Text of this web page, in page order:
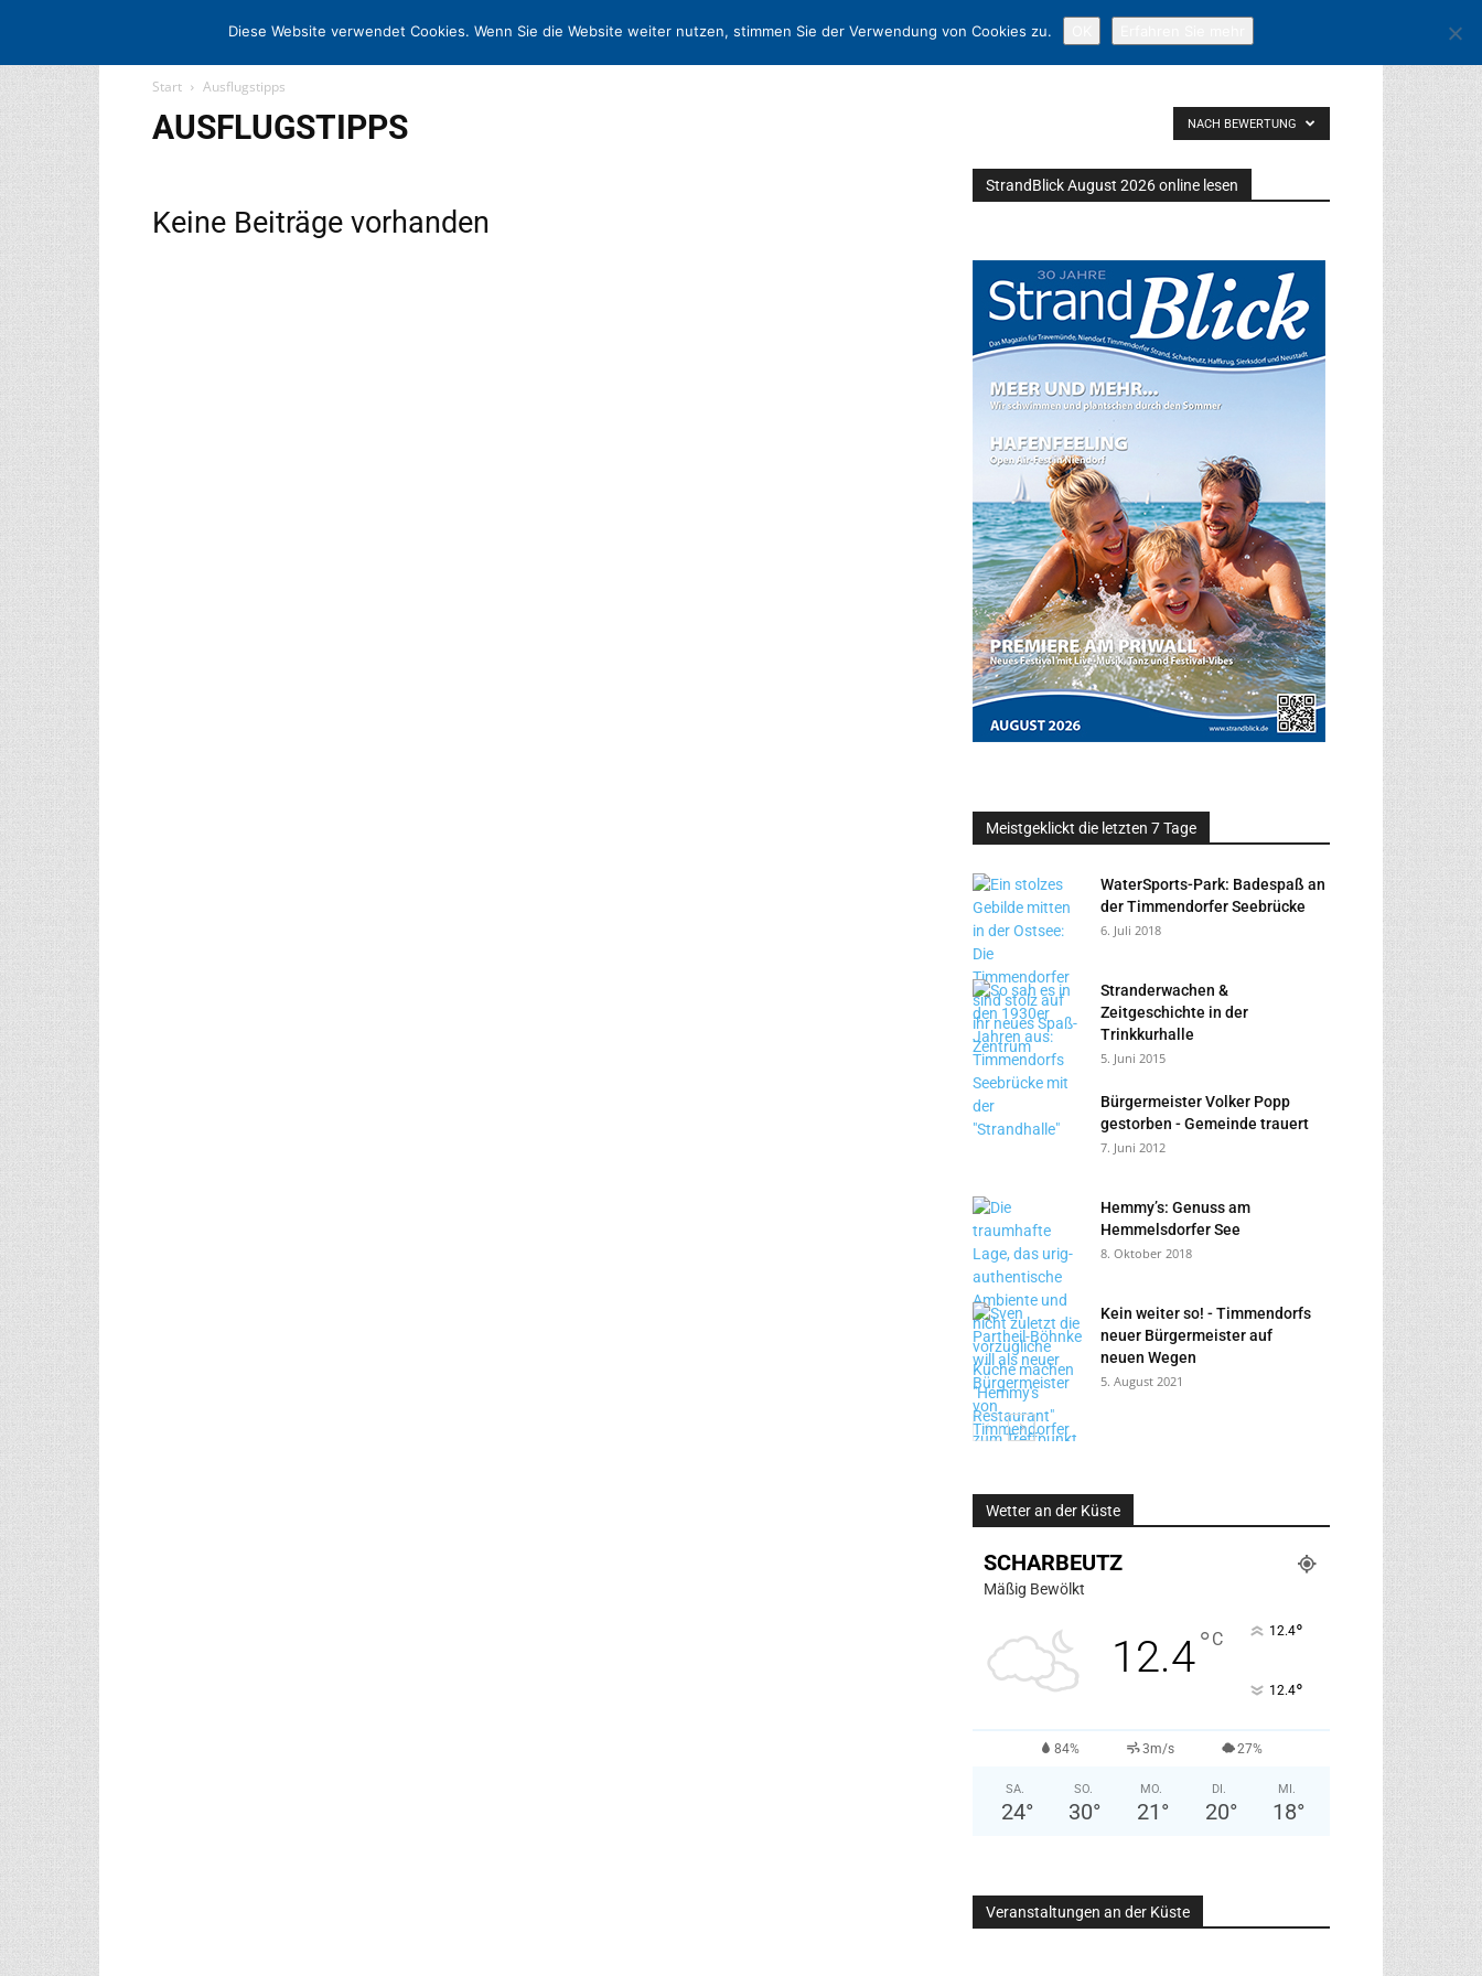
STARTSEITE ARCHIV MEDIADATEN KONTAKT
Start Ausflugstipps
AUSFLUGSTIPPS NACH BEWERTUNG
Keine Beiträge vorhanden
StrandBlick August 2026 online lesen
Meistgeklickt die letzten 7 Tage
WaterSports-Park: Badespaß an
der Timmendorfer Seebrücke
6. Juli 2018
Stranderwachen &
Zeitgeschichte in der
Trinkkurhalle
5. Juni 2015
Bürgermeister Volker Popp
gestorben - Gemeinde trauert
7. Juni 2012
Hemmy’s: Genuss am
Hemmelsdorfer See
8. Oktober 2018
Kein weiter so! - Timmendorfs
neuer Bürgermeister auf
neuen Wegen
5. August 2021
Wetter an der Küste
SCHARBEUTZ
Mäßig Bewölkt
12.4°C 12.4°
12.4°
84% 3m/s 27%
SA.
24°
SO.
30°
MO.
21 °
DI.
20°
MI.
18°
Veranstaltungen an der Küste
Diese Website verwendet Cookies. Wenn Sie die Website weiter nutzen, stimmen Sie der Verwendung von Cookies zu.